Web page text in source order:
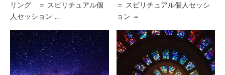
リング ＝ スピリチュアル個
人セッション …
＝ スピリチュアル個人セッシ
ョン ＝